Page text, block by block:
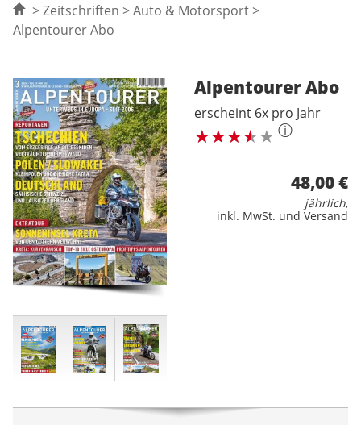
Zeitschriften
Auto & Motorsport
Alpentourer Abo
AlpentourerAbo
erscheint 6x pro Jahr
ⓘ
48,00 €
jährlich,
inkl. MwSt. und Versand